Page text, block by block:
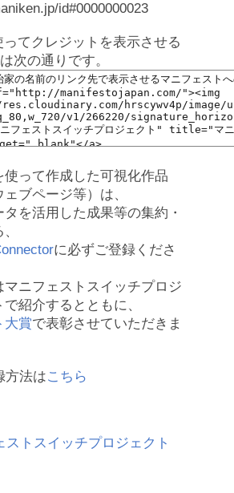
id#0000000023
てクレジットを表示させる
次の通りです。
使って作成した可視化作品
ェブページ等）は、
を活用した成果等の集約・
に必ずご登録くださ
マニフェストスイッチプロジ
紹介するとともに、
大賞で表彰させていただきま
法はこちら